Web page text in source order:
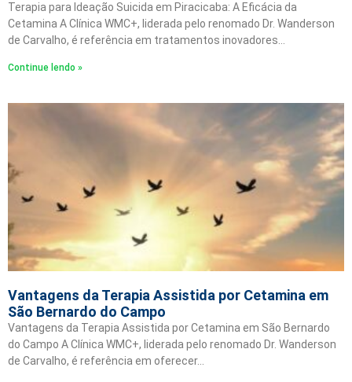
Terapia para Ideação Suicida em Piracicaba: A Eficácia da
Cetamina A Clínica WMC+, liderada pelo renomado Dr. Wanderson
de Carvalho, é referência em tratamentos inovadores…
Continue lendo »
Vantagens da Terapia Assistida por Cetamina em
São Bernardo do Campo
Vantagens da Terapia Assistida por Cetamina em São Bernardo
do Campo A Clínica WMC+, liderada pelo renomado Dr. Wanderson
de Carvalho, é referência em oferecer…